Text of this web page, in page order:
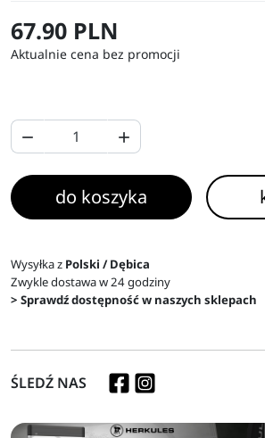
67.90 PLN
Aktualnie cena bez promocji
 
do koszyka
Wysyłka z Polski / Dębica
Zwykle dostawa w 24 godziny
> Sprawdź dostępność w naszych sklepach
ŚLEDŹ NAS